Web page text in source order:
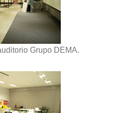
Grupo DEMA.